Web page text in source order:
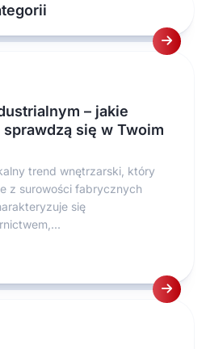
– jakie
się w Twoim
trend wnętrzarski, który
z surowości fabrycznych
się